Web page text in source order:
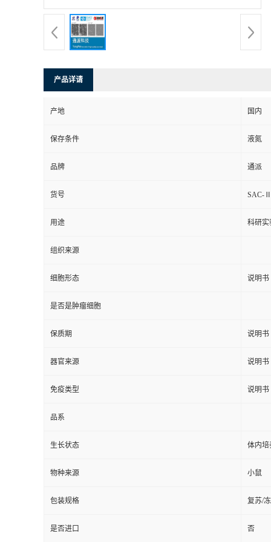
产品详请
产地 国内
保存条件 液氮
品牌 通派
货号 SAC-
用途 科研实
组织来源
细胞形态 说明书
是否是肿瘤细胞
保质期 说明书
器官来源 说明书
免疫类型 说明书
品系
生长状态 体内培
物种来源 小鼠
包装规格 复苏/
是否进口 否